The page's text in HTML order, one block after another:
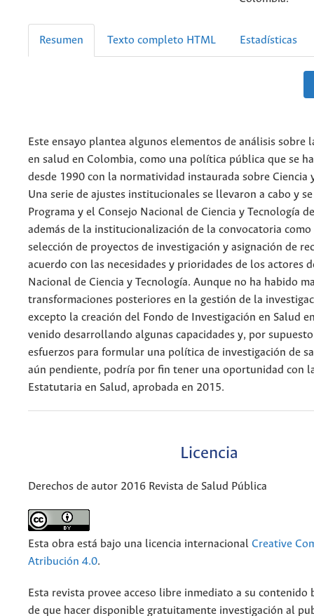
Resumen Texto completo HTML Estadísticas
Este ensayo plantea algunos elementos de análisis sobre
en salud en Colombia, como una política pública que se
desde 1990 con la normatividad instaurada sobre Ciencia
Una serie de ajustes institucionales se llevaron a cabo y
Programa y el Consejo Nacional de Ciencia y Tecnología
además de la institucionalización de la convocatoria como
selección de proyectos de investigación y asignación de
acuerdo con las necesidades y prioridades de los actores
Nacional de Ciencia y Tecnología. Aunque no ha habido
transformaciones posteriores en la gestión de la
excepto la creación del Fondo de Investigación en Salud
venido desarrollando algunas capacidades y, por
esfuerzos para formular una política de investigación de
aún pendiente, podría por fin tener una oportunidad con
Estatutaria en Salud, aprobada en 2015.
Licencia
Derechos de autor 2016 Revista de Salud Pública
Esta obra está bajo una licencia internacional Creative
Atribución 4.0.
Esta revista provee acceso libre inmediato a su contenido
de que hacer disponible gratuitamente investigación al